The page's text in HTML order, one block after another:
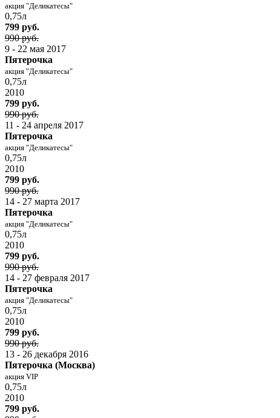
акция "Деликатесы"
0,75л
799 руб.
990 руб.
9 - 22 мая 2017
Пятерочка
акция "Деликатесы"
0,75л
2010
799 руб.
990 руб.
11 - 24 апреля 2017
Пятерочка
акция "Деликатесы"
0,75л
2010
799 руб.
990 руб.
14 - 27 марта 2017
Пятерочка
акция "Деликатесы"
0,75л
2010
799 руб.
990 руб.
14 - 27 февраля 2017
Пятерочка
акция "Деликатесы"
0,75л
2010
799 руб.
990 руб.
13 - 26 декабря 2016
Пятерочка (Москва)
акция VIP
0,75л
2010
799 руб.